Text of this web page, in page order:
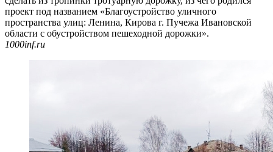
проект под названием «Благоустройство уличного
пространства улиц: Ленина, Кирова г. Пучежа Ивановской
области с обустройством пешеходной дорожки».
1000inf.ru